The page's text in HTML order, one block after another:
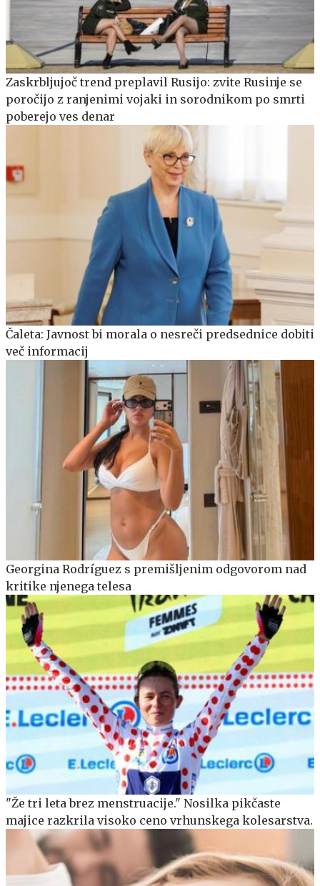
Zaskrbljujoč trend preplavil Rusijo: zvite Rusinje se
poročijo z ranjenimi vojaki in sorodnikom po smrti
poberejo ves denar
Čaleta: Javnost bi morala o nesreči predsednice dobiti
več informacij
Georgina Rodríguez s premišljenim odgovorom nad
kritike njenega telesa
"Že tri leta brez menstruacije." Nosilka pikčaste
majice razkrila visoko ceno vrhunskega kolesarstva.